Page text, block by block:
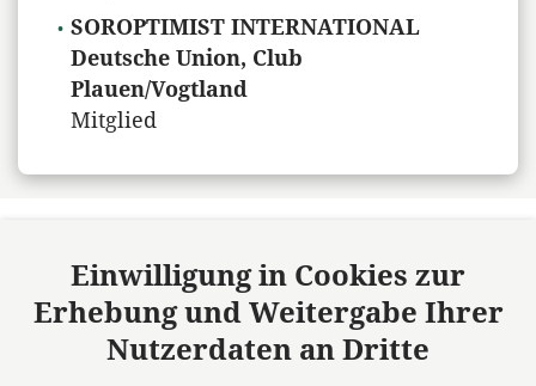
SOROPTIMIST INTERNATIONAL
Deutsche Union, Club
Plauen/Vogtland
Mitglied
Körner, Klehm & Greim Rechtsanwälte
Einwilligung in Cookies zur
Erhebung und Weitergabe Ihrer
Nutzerdaten an Dritte